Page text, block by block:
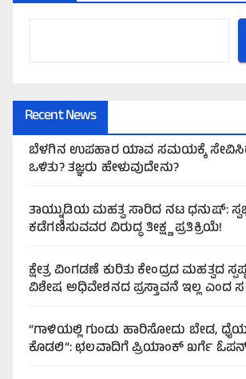
Recent News
ಬೆಳಗಿನ ಉಪಹಾರ ಯಾವ ಸಮಯಕ್ಕೆ
ಒಳಿತು? ತಜ್ಞರು ಹೇಳುವುದೇನು?
ತಾಯ್ನುಡಿಯ ಮಹತ್ವ ಸಾರಿದ ನಟ ಧನುಷ್:
ಕಡೆಗಣಿಸುವವರ ವಿರುದ್ಧ ತೀಕ್ಷ್ಣ ಪ್ರತಿಕ್ರಿಯೆ!
ಕ್ಷೇತ್ರ ವಿಂಗಡಣೆ ಕುರಿತು ಕೇಂದ್ರದ ಮಹತ್ವದ
ವಿಶೇಷ ಅಧಿವೇಶನದ ಪ್ರಸ್ತಾವನೆ ಇಲ್ಲ ಎಂದ
“ಗಾಳಿಯಲ್ಲಿ ಗುಂಡು ಹಾರಿಸೋದು ಬೇಡ,
ಕೊಡಲಿ”: ಛಲವಾದಿಗೆ ಪ್ರಿಯಾಂಕ್ ಖರ್ಗೆ